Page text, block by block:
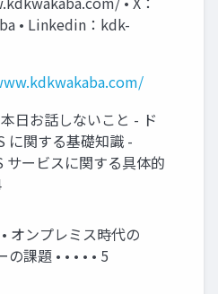
• Linkedin：kdk-
日お話しないこと - ド
に関する基礎知識 -
サービスに関する具体的
オンプレミス時代の
課題 • • • • • 5